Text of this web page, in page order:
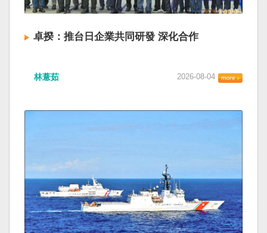
卓揆：推台日企業共同研發 深化合作
林薏茹 2026-08-04